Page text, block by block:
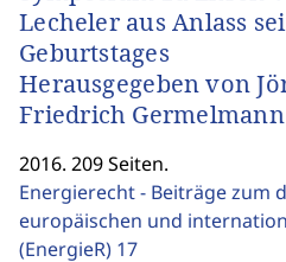
Lecheler aus Anlass
Geburtstages
Herausgegeben von
Friedrich Germelmann
2016. 209 Seiten.
Energierecht - Beiträge zum
europäischen und
(EnergieR) 17